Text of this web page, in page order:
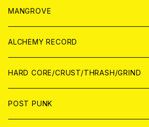
WORLD
アパレル
PATCH
アナログ
DIGITAL CONTENTS
MANGROVE
ALCHEMY RECORD
CD
ANALOG
HARD CORE/CRUST/THRASH/GRIND
JAPAN
POST PUNK